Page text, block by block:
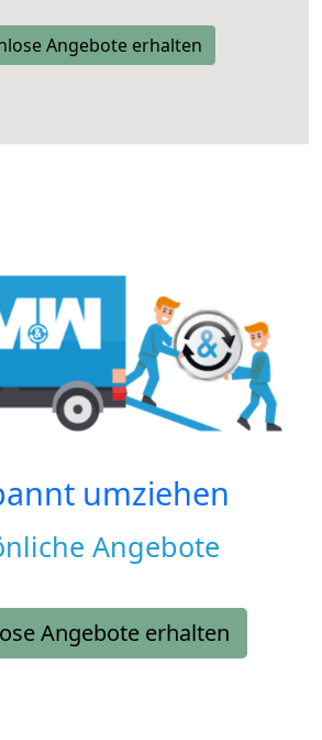
Angebote erhalten
umziehen
Angebote
Angebote erhalten